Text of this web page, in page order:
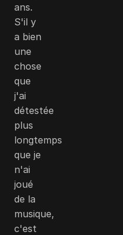
ans.
S'il y
a bien
une
chose
que
j'ai
détestée
plus
longtemps
que je
n'ai
joué
de la
musique,
c'est